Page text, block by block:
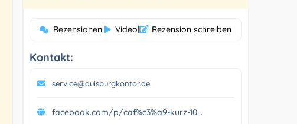
Rezensionen| Video| Rezension schreiben
Kontakt:
service@duisburgkontor.de
facebook.com/p/caf%c3%a9-kurz-10...